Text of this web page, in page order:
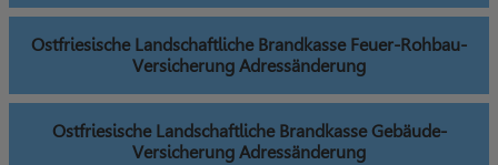
Ostfriesische Landschaftliche Brandkasse Feuer-Rohbau-
Versicherung Adressänderung
Ostfriesische Landschaftliche Brandkasse Gebäude-
Versicherung Adressänderung